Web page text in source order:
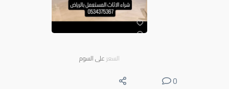
السعر على السوم
0